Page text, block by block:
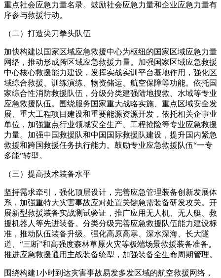
重点社会应急力量名录。鼓励社会应急力量和企业应急力量有
序参与救援行动。
（二）打造尖刀拳头队伍
加快构建以国家区域应急救援中心为枢纽的国家区域应急力量
网络，推动形成跨区域应急救援力量。加强国家区域应急救援
中心核心救援能力建设，发挥实战实训平台基地作用，强化区
域综合救援、训练演练、物资储运、航空保障等功能。依托国
家综合性消防救援队伍，分级分类建强陆地搜救、水域等专业
应急救援队伍。围绕服务国家重大战略实施、重点区域安全发
展、重大工程项目建设和重要能源资源开发，依托相关企事业
单位，加强重点行业领域安全生产、工程抢险等专业应急救援
力量。加强中国救援队和中国国际救援队建设，提升国内紧急
救援和跨国救援任务执行能力。鼓励专业应急救援队伍“一专
多能”转型。
（三）提高技术装备水平
坚持需求牵引，强化顶层设计，完善应急管理装备创新发展体
系，加强重特大灾害事故应对处置关键急需装备研发攻关。开
展新型救援装备实战测试验证，推广应用无人机、无人艇、救
援机器人等先进装备。分类分级完善应急救援队伍能力建设标
准，推动队伍装备升级。强化高原高寒、深水深海、长大隧
道、“三断”和高强度森林草原火灾等极端场景救援装备准备。
推进应急救援通用主战装备统型，加强装备全生命周期管理。
围绕构建1小时到达灾害事故易发多发区域的航空救援网络，